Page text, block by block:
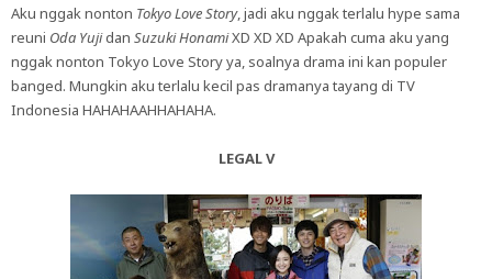
Aku nggak nonton Tokyo Love Story, jadi aku nggak terlalu hype sama
reuni Oda Yujidan Suzuki HonamiXD XD XD Apakah cuma aku yang
nggak nonton Tokyo Love Story ya, soalnya drama ini kan populer
banged. Mungkin aku terlalu kecil pas dramanya tayang di TV
Indonesia HAHAHAAHHAHAHA.
LEGAL V